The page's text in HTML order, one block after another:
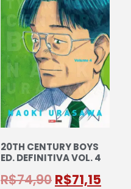
20TH CENTURY BOYS
ED. DEFINITIVA VOL. 4
R$74,90 R$71,15